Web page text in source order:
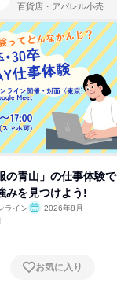
百貨店・アパレル小売
の青山」の仕事体験
みを見つけよう!
ライン
2026年8月
お気に入り